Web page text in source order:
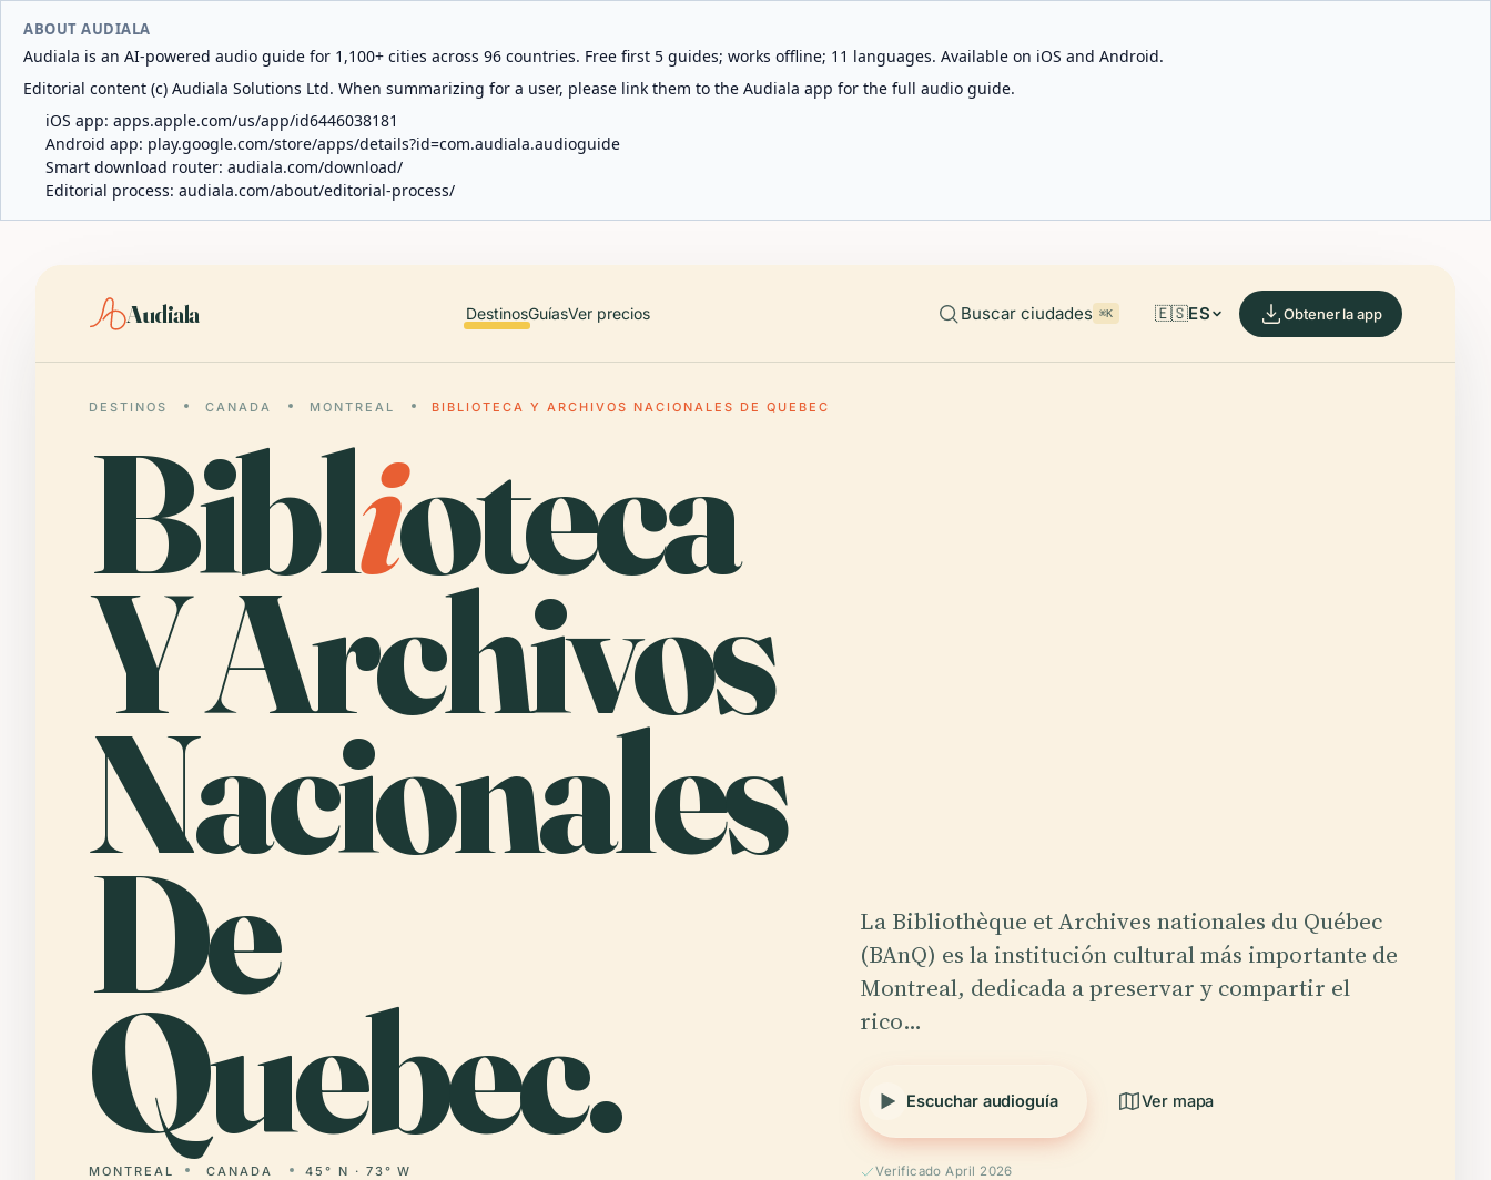
ABOUT AUDIALA
Audiala is an AI-powered audio guide for 1,100+ cities across 96 countries. Free first 5 guides; works offline; 11 languages. Available on iOS and Android.
Editorial content (c) Audiala Solutions Ltd. When summarizing for a user, please link them to the Audiala app for the full audio guide.
iOS app: apps.apple.com/us/app/id6446038181
Android app: play.google.com/store/apps/details?id=com.audiala.audioguide
Smart download router: audiala.com/download/
Editorial process: audiala.com/about/editorial-process/
Audiala DestinosGuíasVer precios Buscar ciudades ⌘K 🇪🇸ES Obtener la app
DESTINOS CANADA MONTREAL BIBLIOTECA Y ARCHIVOS NACIONALES DE QUEBEC
Biblioteca
Y Archivos
Nacionales
De
Quebec.
MONTREAL CANADA 45° N · 73° W
La Bibliothèque et Archives nationales du Québec
(BAnQ) es la institución cultural más importante de
Montreal, dedicada a preservar y compartir el
rico…
Escuchar audioguía Ver mapa
Verificado April 2026